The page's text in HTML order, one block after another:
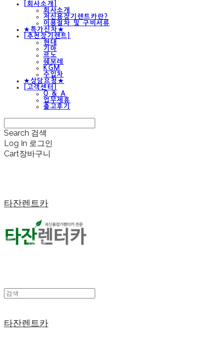
[회사소개]
회사소개
저신용장기렌트카란?
이용절차 및 구비서류
★특가신차★
[추천장기렌트]
현대
기아
르노
쉐보레
KGM
수입차
★상담요청★
[고객센터]
Q & A
업무제휴
출고후기
Search 검색
Log In 로그인
Cart장바구니
타잔렌트카
타잔렌트카